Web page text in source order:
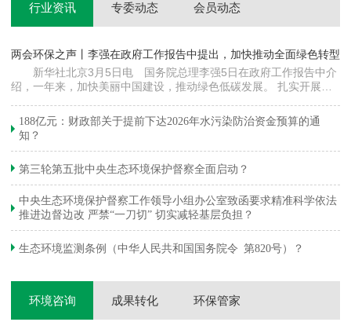
行业资讯 专委动态 会员动态
两会环保之声丨李强在政府工作报告中提出，加快推动全面绿色转型
新华社北京3月5日电 国务院总理李强5日在政府工作报告中介
绍，一年来，加快美丽中国建设，推动绿色低碳发展。 扎实开展大
浓度下降…
188亿元：财政部关于提前下达2026年水污染防治资金预算的通
知？
第三轮第五批中央生态环境保护督察全面启动？
中央生态环境保护督察工作领导小组办公室致函要求精准科学依法
推进边督边改 严禁“一刀切” 切实减轻基层负担？
生态环境监测条例（中华人民共和国国务院令 第820号）？
环境咨询 成果转化 环保管家